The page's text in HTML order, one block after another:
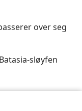
over seg
sløyfen